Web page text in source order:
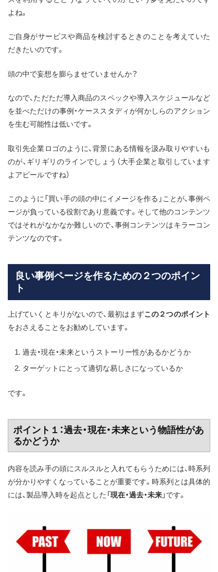
よね。
ご自身がサービスや商品を検討するときのことを考えていた
だきたいのです。
頭の中で妄想を膨らませていませんか？
なので、ただただ導入商品のスペックや導入スケジュールなど
を並べただけの事例・ケーススタディが何かしらのアクション
を生む可能性は低いです。
取引先企業ロゴのように、背景にある情報を汲み取りやすいも
のが、ギリギリのラインでしょう（大手企業と取引しています
よアピールですね）
このように「買い手の頭の中にイメージを作る」ことが、事例ペ
ージが負っている役割であり意義です。そして他のコンテンツ
ではそれがなかなか難しいので、事例コンテンツはキラーコン
テンツなのです。
良い事例ページを作るための２つのポイン
ト
上げていくとキリがないので、最初はまずこの２つのポイント
をおさえることをお勧めしています。
過去・現在・未来というストーリー性があるかどうか
ターゲットにとって適切な易しさになっているか
です。
ポイント１：過去・現在・未来という物語性があ
るかどうか
内容を読み手の頭にスルスルと入れてもらうためには、時系列
が分かりやすくなっていることが重要です。時系列とは具体的
には、製品導入時を起点とした「現在・過去・未来 」です。